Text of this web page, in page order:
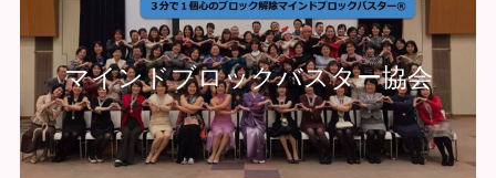
マインドブロックバスター協会